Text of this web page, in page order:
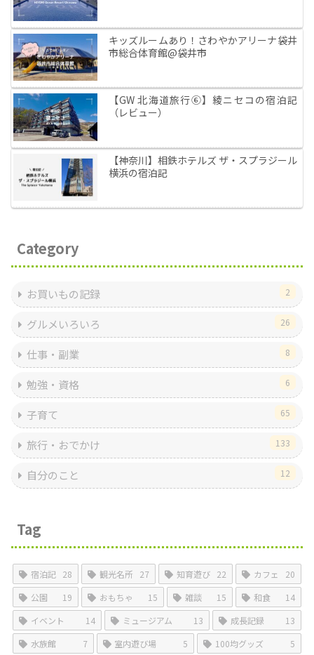
キッズルームあり！さわやかアリーナ袋井
市総合体育館@袋井市
【GW 北海道旅行⑥】綾ニセコの宿泊記
（レビュー）
【神奈川】相鉄ホテルズ ザ・スプラジール
横浜の宿泊記
Category
お買いもの記録 2
グルメいろいろ 26
仕事・副業 8
勉強・資格 6
子育て 65
旅行・おでかけ 133
自分のこと 12
Tag
宿泊記 28 観光名所 27 知育遊び 22 カフェ
20
公園
19 おもちゃ 15 雑談 15 和食
14
イベント
14 ミュージアム 13 成長記録
13
水族館
7 室内遊び場 5 100均グッズ
5